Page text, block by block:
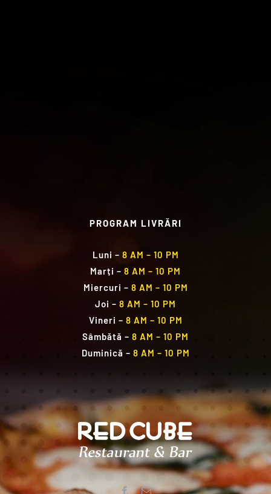
PROGRAM LIVRĂRI
Luni – 8 AM – 10 PM
Marți – 8 AM – 10 PM
Miercuri – 8 AM – 10 PM
Joi – 8 AM – 10 PM
Vineri – 8 AM – 10 PM
Sâmbătă – 8 AM – 10 PM
Duminică – 8 AM – 10 PM